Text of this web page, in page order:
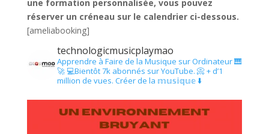
une formation personnalisée, vous pouvez
réserver un créneau sur le calendrier ci-dessous.
[ameliabooking]
technologicmusicplaymao
Apprendre à Faire de la Musique sur Ordinateur 🎹
🚀 💻Bientôt 7k abonnés sur YouTube. 📀 + d’1
million de vues. Créer de la 𝕞𝕦𝕤𝕚𝕢𝕦𝕖 ⬇️